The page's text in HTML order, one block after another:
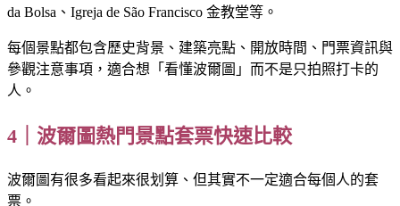
da Bolsa、Igreja de São Francisco 金教堂等。
每個景點都包含歷史背景、建築亮點、開放時間、門票資訊與
參觀注意事項，適合想「看懂波爾圖」而不是只拍照打卡的
人。
4｜波爾圖熱門景點套票快速比較
波爾圖有很多看起來很划算、但其實不一定適合每個人的套
票。